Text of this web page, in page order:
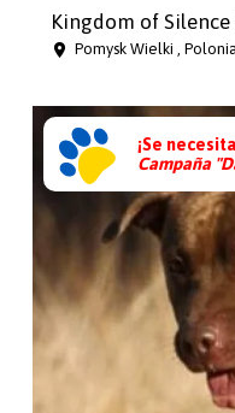
Kingdom of Silence
Pomysk Wielki , Polonia
¡Se
Campaña